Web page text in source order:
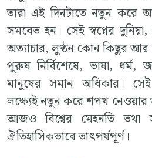
তারা এই দিনটাতে নতুন করে
সমবেত হন। সেই স্বপ্নের
অত্যাচার, লুণ্ঠন কোন কিছুর আর
পুরুষ নির্বিশেষে, ভাষা, ধর্ম,
মানুষের সমান অধিকার। সেই
লক্ষ্যেই নতুন করে শপথ নেওয়ার
আজও বিশ্বের মেহনতি তথা
ঐতিহাসিকভাবে তাৎপর্যপূর্ণ।